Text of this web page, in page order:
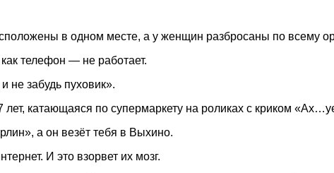
в одном месте, а у женщин разбросаны по всему
телефон — не работает.
не забудь пуховик».
катающаяся по супермаркету на роликах с криком
а он везёт тебя в Выхино.
И это взорвет их мозг.